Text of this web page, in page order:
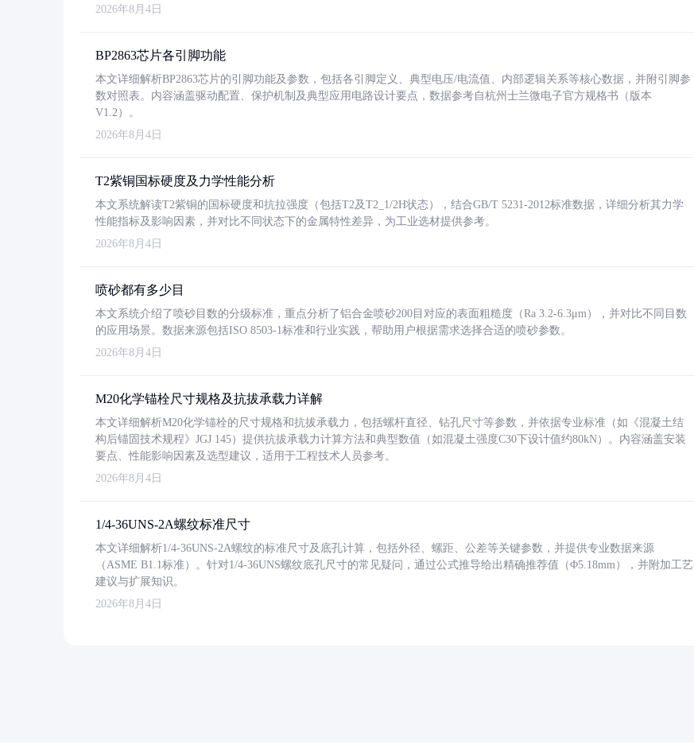
2026年8月4日
BP2863芯片各引脚功能
本文详细解析BP2863芯片的引脚功能及参数，包括各引脚定义、典型电压/电流值、内部逻辑关系等核心数据，并附引脚参
数对照表。内容涵盖驱动配置、保护机制及典型应用电路设计要点，数据参考自杭州士兰微电子官方规格书（版本
V1.2）。
2026年8月4日
T2紫铜国标硬度及力学性能分析
本文系统解读T2紫铜的国标硬度和抗拉强度（包括T2及T2_1/2H状态），结合GB/T 5231-2012标准数据，详细分析其力学
性能指标及影响因素，并对比不同状态下的金属特性差异，为工业选材提供参考。
2026年8月4日
喷砂都有多少目
本文系统介绍了喷砂目数的分级标准，重点分析了铝合金喷砂200目对应的表面粗糙度（Ra 3.2-6.3μm），并对比不同目数
的应用场景。数据来源包括ISO 8503-1标准和行业实践，帮助用户根据需求选择合适的喷砂参数。
2026年8月4日
M20化学锚栓尺寸规格及抗拔承载力详解
本文详细解析M20化学锚栓的尺寸规格和抗拔承载力，包括螺杆直径、钻孔尺寸等参数，并依据专业标准（如《混凝土结
构后锚固技术规程》JGJ 145）提供抗拔承载力计算方法和典型数值（如混凝土强度C30下设计值约80kN）。内容涵盖安装
要点、性能影响因素及选型建议，适用于工程技术人员参考。
2026年8月4日
1/4-36UNS-2A螺纹标准尺寸
本文详细解析1/4-36UNS-2A螺纹的标准尺寸及底孔计算，包括外径、螺距、公差等关键参数，并提供专业数据来源
（ASME B1.1标准）。针对1/4-36UNS螺纹底孔尺寸的常见疑问，通过公式推导给出精确推荐值（Φ5.18mm），并附加工艺
建议与扩展知识。
2026年8月4日